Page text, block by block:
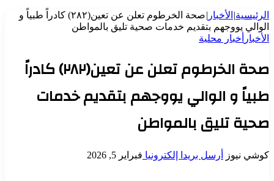
الرئيسية| الأخبار |
صحة الخرطوم تعلن عن تعين(٢٨٢) كادراً طبياً و
الوالي يووجهم بتقديم خدمات صحية تليق بالمواطن
الأخبار أخبار محلية
صحة الخرطوم تعلن عن تعين(٢٨٢) كادراً
طبياً و الوالي يووجهم بتقديم خدمات
صحية تليق بالمواطن
كوشي نيوز أرسل بريدا إلكترونيا فبراير 5, 2026